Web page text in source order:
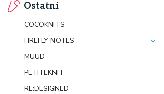
Ostatní
COCOKNITS
FIREFLY NOTES
MUUD
PETITEKNIT
RE:DESIGNED